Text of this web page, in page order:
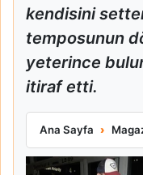
kendisini
temposunun
yeterince
itiraf etti.
Ana Sayfa
Matt Damon